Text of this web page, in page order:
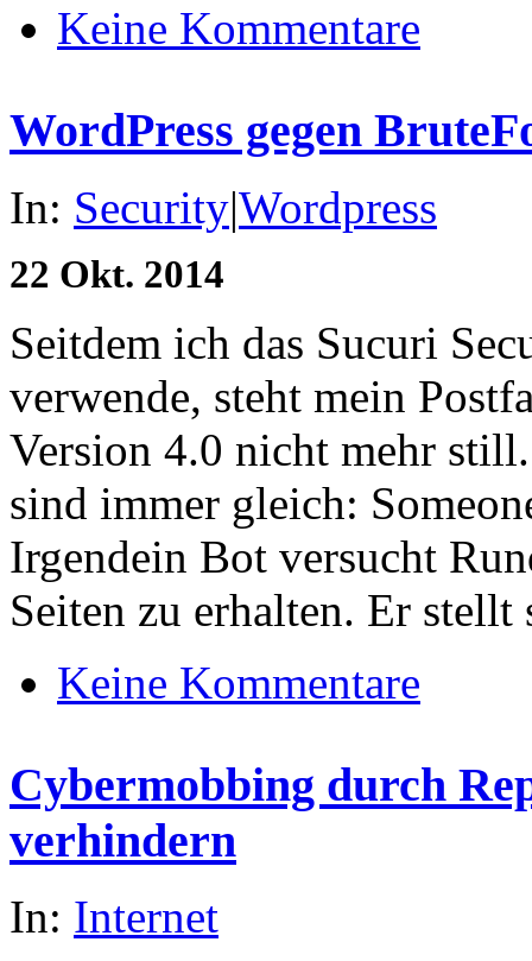
Keine Kommentare
WordPress gegen
In: Security|Wordpress
22 Okt. 2014
Seitdem ich das Sucuri
verwende, steht mein
Version 4.0 nicht mehr
sind immer gleich:
Irgendein Bot versucht
Seiten zu erhalten. Er
Keine Kommentare
Cybermobbing durch
verhindern
In: Internet